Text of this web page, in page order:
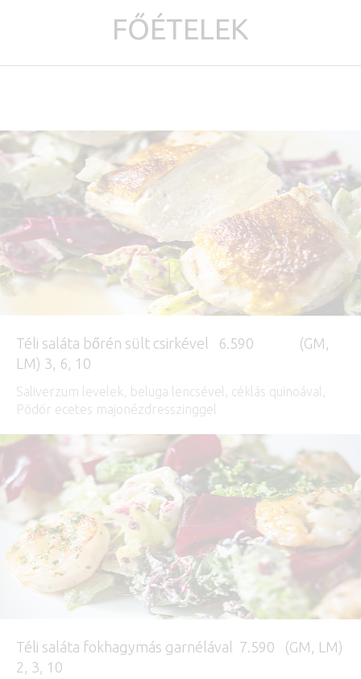
FŐÉTELEK
Téli saláta bőrén sült csirkével 6.590 (GM,
LM) 3, 6, 10
Saliverzum levelek, beluga lencsével, céklás quinoával,
Pödör ecetes majonézdresszinggel
Téli saláta fokhagymás garnélával 7.590 (GM, LM)
2, 3, 10